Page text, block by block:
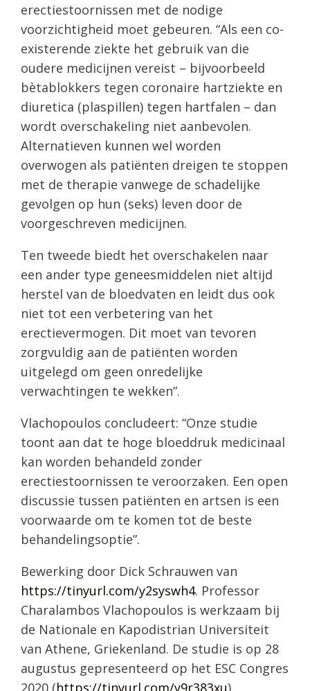
erectiestoornissen met de nodige
voorzichtigheid moet gebeuren. “Als een co-
existerende ziekte het gebruik van die
oudere medicijnen vereist – bijvoorbeeld
bètablokkers tegen coronaire hartziekte en
diuretica (plaspillen) tegen hartfalen – dan
wordt overschakeling niet aanbevolen.
Alternatieven kunnen wel worden
overwogen als patiënten dreigen te stoppen
met de therapie vanwege de schadelijke
gevolgen op hun (seks) leven door de
voorgeschreven medicijnen.
Ten tweede biedt het overschakelen naar
een ander type geneesmiddelen niet altijd
herstel van de bloedvaten en leidt dus ook
niet tot een verbetering van het
erectievermogen. Dit moet van tevoren
zorgvuldig aan de patiënten worden
uitgelegd om geen onredelijke
verwachtingen te wekken”.
Vlachopoulos concludeert: “Onze studie
toont aan dat te hoge bloeddruk medicinaal
kan worden behandeld zonder
erectiestoornissen te veroorzaken. Een open
discussie tussen patiënten en artsen is een
voorwaarde om te komen tot de beste
behandelingsoptie”.
Bewerking door Dick Schrauwen van
https://tinyurl.com/y2syswh4. Professor
Charalambos Vlachopoulos is werkzaam bij
de Nationale en Kapodistrian Universiteit
van Athene, Griekenland. De studie is op 28
augustus gepresenteerd op het ESC Congres
2020 (https://tinyurl.com/y9r383xu).